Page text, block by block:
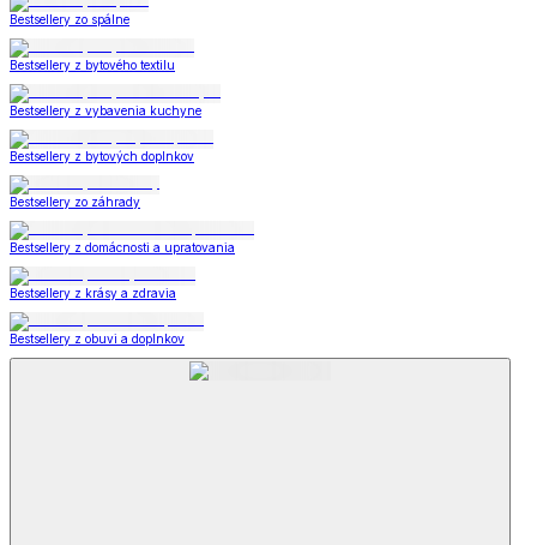
Bestsellery zo spálne
Bestsellery z bytového textilu
Bestsellery z vybavenia kuchyne
Bestsellery z bytových doplnkov
Bestsellery zo záhrady
Bestsellery z domácnosti a upratovania
Bestsellery z krásy a zdravia
Bestsellery z obuvi a doplnkov